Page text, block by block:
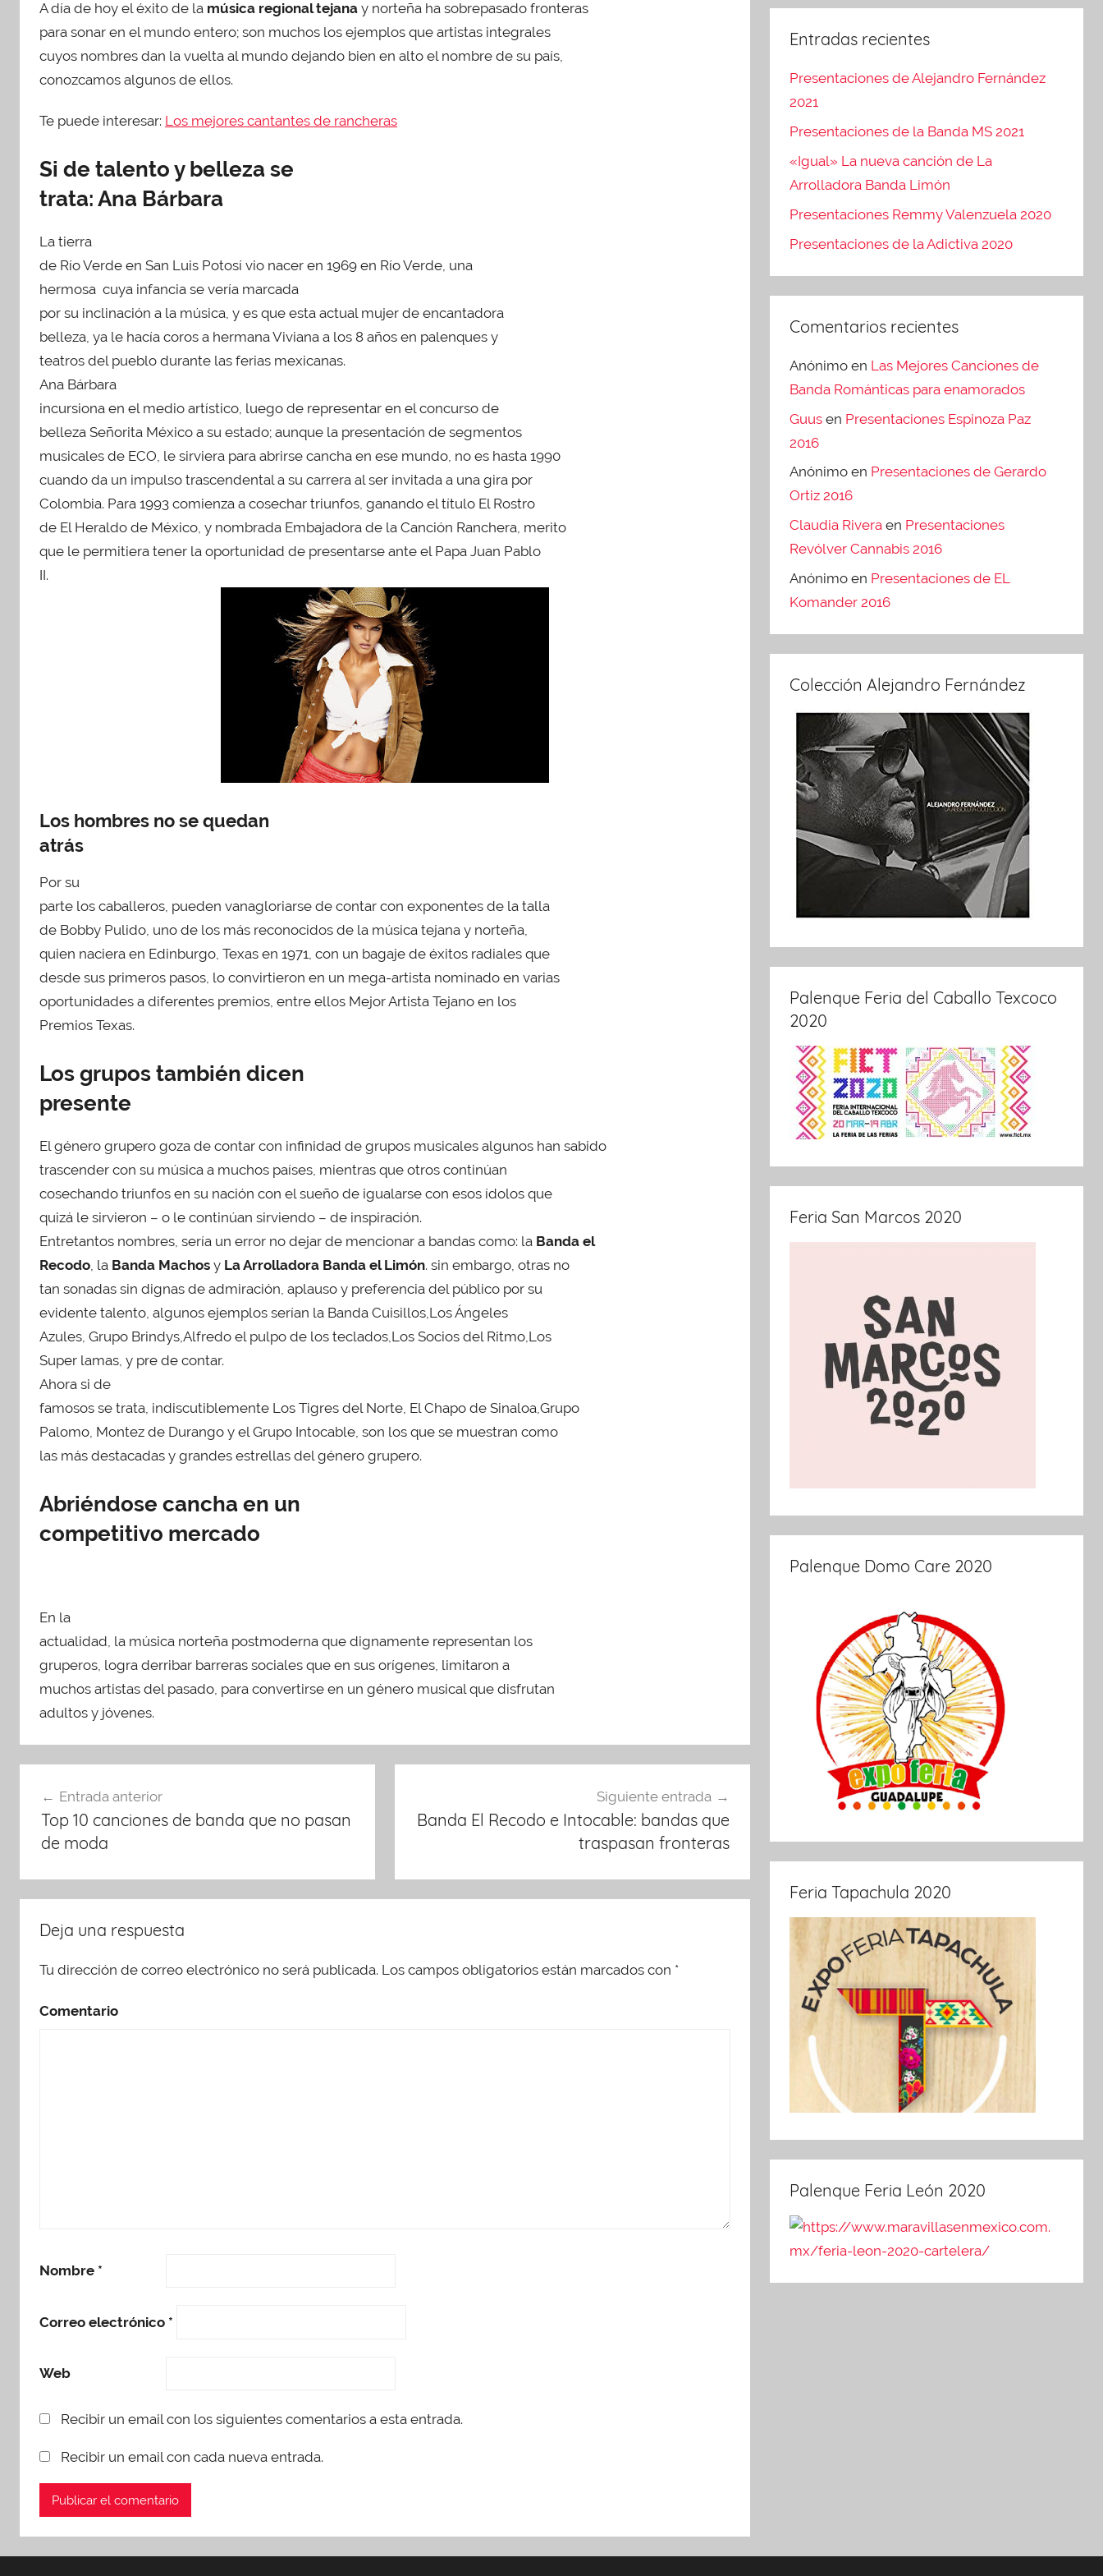
b
l
i
d
e
n
d
c
i
e
m
b
4
,
2
0
1
7
A día de hoy el éxito de la música regional tejana y norteña ha sobrepasado fronteras
para sonar en el mundo entero; son muchos los ejemplos que artistas integrales
cuyos nombres dan la vuelta al mundo dejando bien en alto el nombre de su país,
conozcamos algunos de ellos.
Te puede interesar: Los mejores cantantes de rancheras
Si de talento y belleza se
trata: Ana Bárbara
La tierra
de Río Verde en San Luis Potosí vio nacer en 1969 en Río Verde, una
hermosa cuya infancia se vería marcada
por su inclinación a la música, y es que esta actual mujer de encantadora
belleza, ya le hacía coros a hermana Viviana a los 8 años en palenques y
teatros del pueblo durante las ferias mexicanas.
Ana Bárbara
incursiona en el medio artístico, luego de representar en el concurso de
belleza Señorita México a su estado; aunque la presentación de segmentos
musicales de ECO, le sirviera para abrirse cancha en ese mundo, no es hasta 1990
cuando da un impulso trascendental a su carrera al ser invitada a una gira por
Colombia. Para 1993 comienza a cosechar triunfos, ganando el título El Rostro
de El Heraldo de México, y nombrada Embajadora de la Canción Ranchera, merito
que le permitiera tener la oportunidad de presentarse ante el Papa Juan Pablo
II.
Los hombres no se quedan
atrás
Por su
parte los caballeros, pueden vanagloriarse de contar con exponentes de la talla
de Bobby Pulido, uno de los más reconocidos de la música tejana y norteña,
quien naciera en Edinburgo, Texas en 1971, con un bagaje de éxitos radiales que
desde sus primeros pasos, lo convirtieron en un mega-artista nominado en varias
oportunidades a diferentes premios, entre ellos Mejor Artista Tejano en los
Premios Texas.
Los grupos también dicen
presente
El género grupero goza de contar con infinidad de grupos musicales algunos han sabido
trascender con su música a muchos países, mientras que otros continúan
cosechando triunfos en su nación con el sueño de igualarse con esos ídolos que
quizá le sirvieron – o le continúan sirviendo – de inspiración.
Entretantos nombres, sería un error no dejar de mencionar a bandas como: la Banda el
Recodo , la Banda Machos y La Arrolladora Banda el Limón. sin embargo, otras no
tan sonadas sin dignas de admiración, aplauso y preferencia del público por su
evidente talento, algunos ejemplos serían la Banda Cuisillos,Los Ángeles
Azules, Grupo Brindys,Alfredo el pulpo de los teclados,Los Socios del Ritmo,Los
Super lamas, y pre de contar.
Ahora si de
famosos se trata, indiscutiblemente Los Tigres del Norte, El Chapo de Sinaloa,Grupo
Palomo, Montez de Durango y el Grupo Intocable, son los que se muestran como
las más destacadas y grandes estrellas del género grupero.
Abriéndose cancha en un
competitivo mercado
En la
actualidad, la música norteña postmoderna que dignamente representan los
gruperos, logra derribar barreras sociales que en sus orígenes, limitaron a
muchos artistas del pasado, para convertirse en un género musical que disfrutan
adultos y jóvenes.
de
entradas
Entrada anterior
Top 10 canciones de banda que no pasan
de moda
Siguiente entrada
Banda El Recodo e Intocable: bandas que
traspasan fronteras
Deja una respuesta
Tu dirección de correo electrónico no será publicada. Los campos obligatorios están marcados con *
Comentario
Nombre *
Correo electrónico *
Web
Recibir un email con los siguientes comentarios a esta entrada.
Recibir un email con cada nueva entrada.
Entradas recientes
Presentaciones de Alejandro Fernández
2021
Presentaciones de la Banda MS 2021
«Igual» La nueva canción de La
Arrolladora Banda Limón
Presentaciones Remmy Valenzuela 2020
Presentaciones de la Adictiva 2020
Comentarios recientes
Anónimo en Las Mejores Canciones de
Banda Románticas para enamorados
Guus en Presentaciones Espinoza Paz
2016
Anónimo en Presentaciones de Gerardo
Ortiz 2016
Claudia Rivera en Presentaciones
Revólver Cannabis 2016
Anónimo en Presentaciones de EL
Komander 2016
Colección Alejandro Fernández
Palenque Feria del Caballo Texcoco
2020
Feria San Marcos 2020
Palenque Domo Care 2020
Feria Tapachula 2020
Palenque Feria León 2020